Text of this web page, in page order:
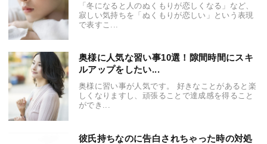
「冬になると人のぬくもりが恋しくなる」など、
寂しい気持ちを「ぬくもりが恋しい」という表現
で表すこ...
奥様に人気な習い事10選！隙間時間にスキ
ルアップをしたい...
奥様に習い事が人気です。 好きなことがあると楽
しくなりますし、頑張ることで達成感を得ること
ができ...
彼氏持ちなのに告白されちゃった時の対処